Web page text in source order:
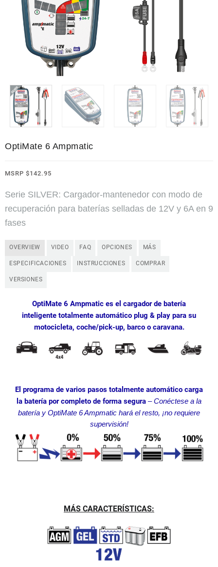
OptiMate 6 Ampmatic
MSRP $142.95
Serie SILVER: Cargador-mantenedor con modo de
recuperación para baterías selladas de 12V y 6A en 9
fases
OVERVIEW VIDEO FAQ OPCIONES MÁS
ESPECIFICACIONES INSTRUCCIONES COMPRAR
VERSIONES
OptiMate 6 Ampmatic es el cargador de batería
inteligente totalmente automático plug & play para su
motocicleta, coche/pick-up, barco o caravana.
El programa de varios pasos totalmente automático carga
la batería por completo de forma segura –Conéctese a la
batería y OptiMate 6 Ampmatic hará el resto, ¡no requiere
supervisión!
MÁS CARACTERÍSTICAS: